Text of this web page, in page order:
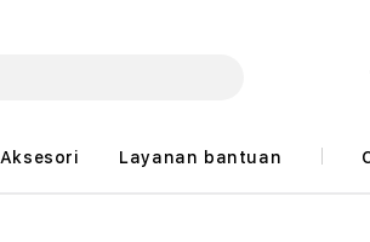
Aksesori Layanan bantuan